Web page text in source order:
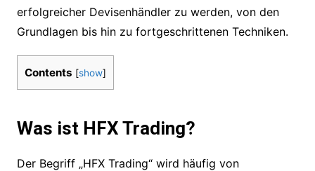
erfolgreicher Devisenhändler zu werden, von den
Grundlagen bis hin zu fortgeschrittenen Techniken.
Contents [show]
Was ist HFX Trading?
Der Begriff „HFX Trading“ wird häufig von